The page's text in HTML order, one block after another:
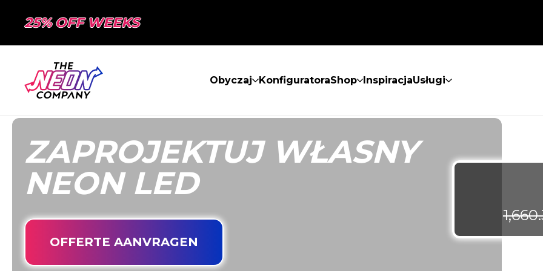
25% OFF WEEKS
Obyczaj KonfiguratoraShop InspiracjaUsługi
ZAPROJEKTUJ WŁASNY
NEON LED
OFFERTE AANVRAGEN